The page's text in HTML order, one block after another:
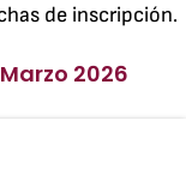
de inscripción.
Marzo 2026